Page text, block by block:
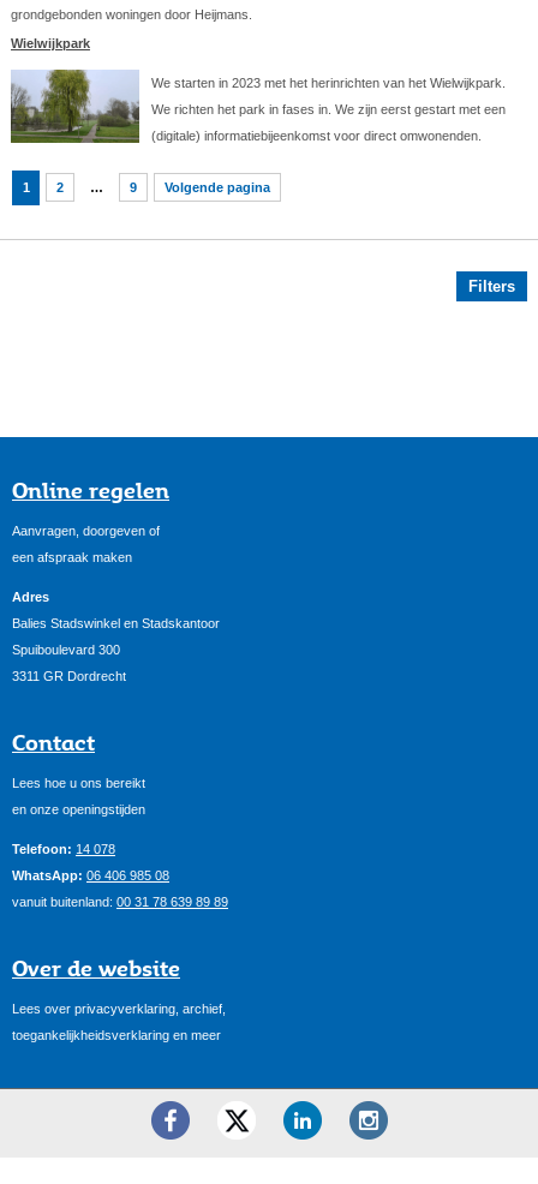
grondgebonden woningen door Heijmans.
Wielwijkpark
We starten in 2023 met het herinrichten van het Wielwijkpark.
We richten het park in fases in. We zijn eerst gestart met een
(digitale) informatiebijeenkomst voor direct omwonenden.
1 2 … 9 Volgende pagina
Filters
Online regelen
Aanvragen, doorgeven of
een afspraak maken
Adres
Balies Stadswinkel en Stadskantoor
Spuiboulevard 300
3311 GR Dordrecht
Contact
Lees hoe u ons bereikt
en onze openingstijden
Telefoon: 14 078
WhatsApp: 06 406 985 08
vanuit buitenland: 00 31 78 639 89 89
Over de website
Lees over privacyverklaring, archief,
toegankelijkheidsverklaring en meer